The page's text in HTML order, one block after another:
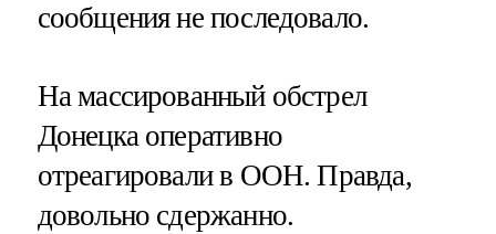
сообщения не последовало.
На массированный обстрел
Донецка оперативно
отреагировали в ООН. Правда,
довольно сдержанно.